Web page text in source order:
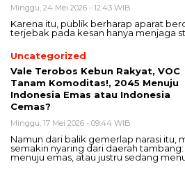
Minggu, 24 Mei 2026 - 12:43 WIB
Karena itu, publik berharap aparat
terjebak pada kesan hanya menjaga
Uncategorized
Vale Terobos Kebun Rakyat, VOC
Tanam Komoditas!, 2045 Menuju
Indonesia Emas atau Indonesia
Cemas?
Minggu, 17 Mei 2026 - 09:44 WIB
Namun dari balik gemerlap narasi itu,
semakin nyaring dari daerah
menuju emas, atau justru sedang